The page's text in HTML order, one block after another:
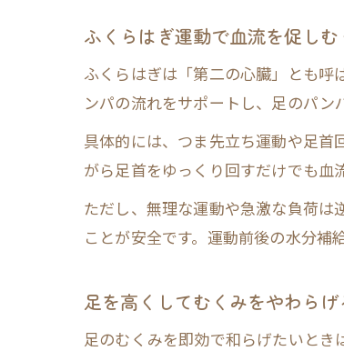
ふくらはぎ運動で血流を促し
ふくらはぎは「第二の心臓」とも呼
ンパの流れをサポートし、足のパン
具体的には、つま先立ち運動や足首
がら足首をゆっくり回すだけでも血
ただし、無理な運動や急激な負荷は
ことが安全です。運動前後の水分補
足を高くしてむくみをやわらげ
足のむくみを即効で和らげたいとき